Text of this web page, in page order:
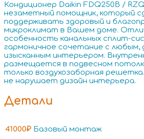
Кондиционер Daikin FDQ250B /
незаметный помощник, который
поддерживать здоровый и
микроклимат в Вашем доме.
особенность канальных сплит-
гармоничное сочетание с любым,
изысканным интерьером.
размещается в подвесном
только воздухозаборная
не нарушает дизайн интерьера.
Детали
41000₽ Базовый монтаж